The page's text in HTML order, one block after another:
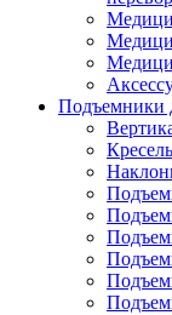
Подъемники